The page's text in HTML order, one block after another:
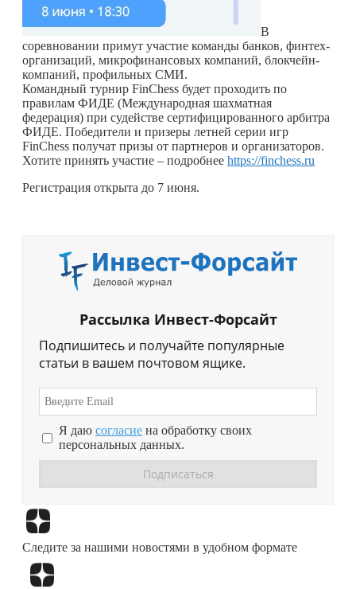
В
соревновании примут участие команды банков, финтех-
организаций, микрофинансовых компаний, блокчейн-
компаний, профильных СМИ.
Командный турнир FinChess будет проходить по
правилам ФИДЕ (Международная шахматная
федерация) при судействе сертифицированного арбитра
ФИДЕ. Победители и призеры летней серии игр
FinChess получат призы от партнеров и организаторов.
Хотите принять участие – подробнее https://finchess.ru
Регистрация открыта до 7 июня.
Рассылка Инвест-Форсайт
Подпишитесь и получайте популярные
статьи в вашем почтовом ящике.
Я даю согласие на обработку своих
персональных данных.
Следите за нашими новостями в удобном формате